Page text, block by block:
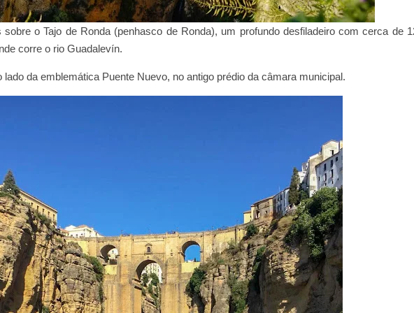
o Tajo de Ronda (penhasco de Ronda), um profundo desfiladeiro com cerca de
corre o rio Guadalevín.
lado da emblemática Puente Nuevo, no antigo prédio da câmara municipal.